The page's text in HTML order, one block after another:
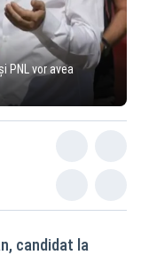
PNL vor avea
candidat la